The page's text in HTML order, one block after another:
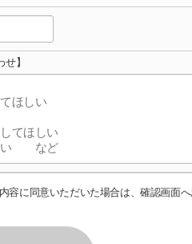
】
容に同意いただいた場合は、確認画面へ